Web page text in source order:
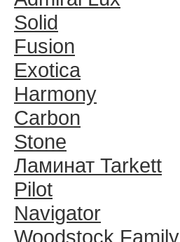
Solid
Fusion
Exotica
Harmony
Carbon
Stone
Ламинат Tarkett
Pilot
Navigator
Woodstock Family